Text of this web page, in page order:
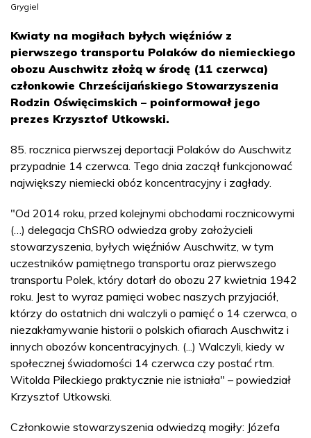
Grygiel
Kwiaty na mogiłach byłych więźniów z
pierwszego transportu Polaków do niemieckiego
obozu Auschwitz złożą w środę (11 czerwca)
członkowie Chrześcijańskiego Stowarzyszenia
Rodzin Oświęcimskich – poinformował jego
prezes Krzysztof Utkowski.
85. rocznica pierwszej deportacji Polaków do Auschwitz
przypadnie 14 czerwca. Tego dnia zaczął funkcjonować
największy niemiecki obóz koncentracyjny i zagłady.
"Od 2014 roku, przed kolejnymi obchodami rocznicowymi
(…) delegacja ChSRO odwiedza groby założycieli
stowarzyszenia, byłych więźniów Auschwitz, w tym
uczestników pamiętnego transportu oraz pierwszego
transportu Polek, który dotarł do obozu 27 kwietnia 1942
roku. Jest to wyraz pamięci wobec naszych przyjaciół,
którzy do ostatnich dni walczyli o pamięć o 14 czerwca, o
niezakłamywanie historii o polskich ofiarach Auschwitz i
innych obozów koncentracyjnych. (...) Walczyli, kiedy w
społecznej świadomości 14 czerwca czy postać rtm.
Witolda Pileckiego praktycznie nie istniała" – powiedział
Krzysztof Utkowski.
Członkowie stowarzyszenia odwiedzą mogiły: Józefa